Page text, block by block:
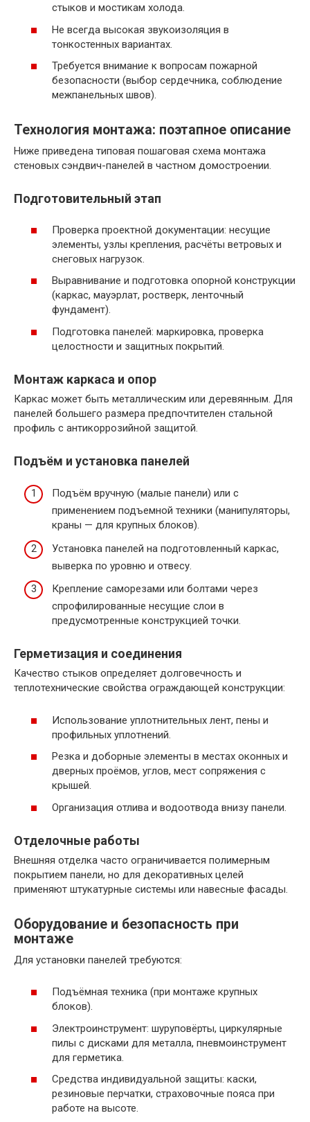
стыков и мостикам холода.
Не всегда высокая звукоизоляция в
тонкостенных вариантах.
Требуется внимание к вопросам пожарной
безопасности (выбор сердечника, соблюдение
межпанельных швов).
Технология монтажа: поэтапное описание
Ниже приведена типовая пошаговая схема монтажа
стеновых сэндвич-панелей в частном домостроении.
Подготовительный этап
Проверка проектной документации: несущие
элементы, узлы крепления, расчёты ветровых и
снеговых нагрузок.
Выравнивание и подготовка опорной конструкции
(каркас, мауэрлат, ростверк, ленточный
фундамент).
Подготовка панелей: маркировка, проверка
целостности и защитных покрытий.
Монтаж каркаса и опор
Каркас может быть металлическим или деревянным. Для
панелей большего размера предпочтителен стальной
профиль с антикоррозийной защитой.
Подъём и установка панелей
Подъём вручную (малые панели) или с
применением подъемной техники (манипуляторы,
краны — для крупных блоков).
Установка панелей на подготовленный каркас,
выверка по уровню и отвесу.
Крепление саморезами или болтами через
спрофилированные несущие слои в
предусмотренные конструкцией точки.
Герметизация и соединения
Качество стыков определяет долговечность и
теплотехнические свойства ограждающей конструкции:
Использование уплотнительных лент, пены и
профильных уплотнений.
Резка и доборные элементы в местах оконных и
дверных проёмов, углов, мест сопряжения с
крышей.
Организация отлива и водоотвода внизу панели.
Отделочные работы
Внешняя отделка часто ограничивается полимерным
покрытием панели, но для декоративных целей
применяют штукатурные системы или навесные фасады.
Оборудование и безопасность при
монтаже
Для установки панелей требуются:
Подъёмная техника (при монтаже крупных
блоков).
Электроинструмент: шуруповёрты, циркулярные
пилы с дисками для металла, пневмоинструмент
для герметика.
Средства индивидуальной защиты: каски,
резиновые перчатки, страховочные пояса при
работе на высоте.